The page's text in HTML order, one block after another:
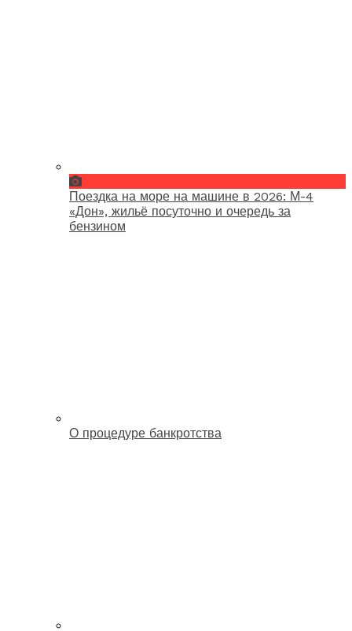
Поездка на море на машине в 2026: М-4
«Дон», жильё посуточно и очередь за
бензином
О процедуре банкротства